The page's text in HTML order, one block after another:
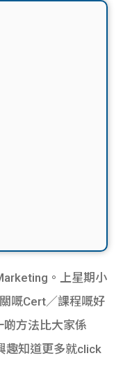
。上星期小
嘅Cert／課程嘅好
方法比大家係
趣知道更多就click